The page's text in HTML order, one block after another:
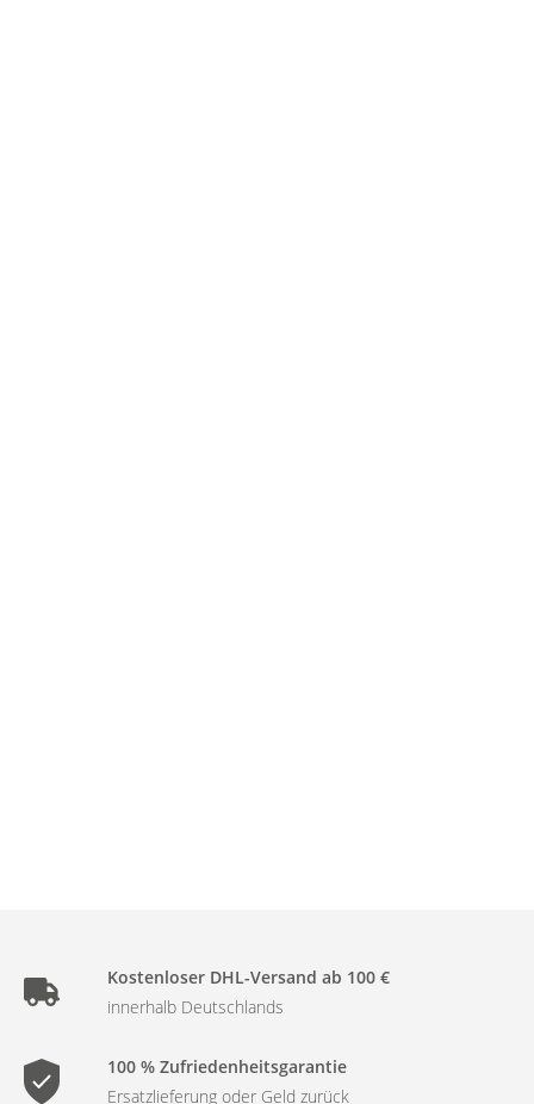
Kostenloser DHL-Versand ab 100 €
innerhalb Deutschlands
100 % Zufriedenheitsgarantie
Ersatzlieferung oder Geld zurück